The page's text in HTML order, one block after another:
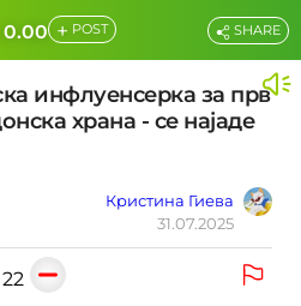
0.00 + POST
инфлуенсерка за прв
храна - се најаде
Кристина Гиева
31.07.2025
SHARE
22